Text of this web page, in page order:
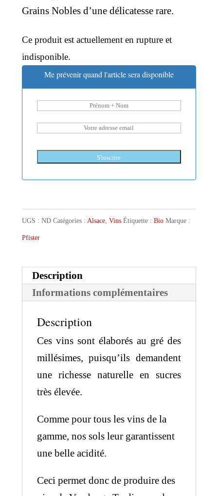
Grains Nobles d’une délicatesse rare.
Ce produit est actuellement en rupture et
indisponible.
Me prévenir quand l'article sera disponible
S'inscrire
UGS : ND Catégories : Alsace, Vins Étiquette : Bio Marque :
Pfister
Description
Informations complémentaires
Description
Ces vins sont élaborés au gré des
millésimes, puisqu’ils demandent
une richesse naturelle en sucres
très élevée.
Comme pour tous les vins de la
gamme, nos sols leur garantissent
une belle acidité.
Ceci permet donc de produire des